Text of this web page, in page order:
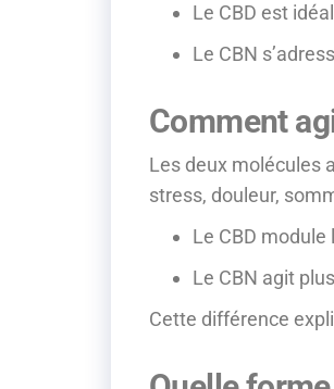
Le CBD est
Le CBN
Comment
Les deux molécules
stress, douleur,
Le CBD module
Le CBN agit
Cette différence